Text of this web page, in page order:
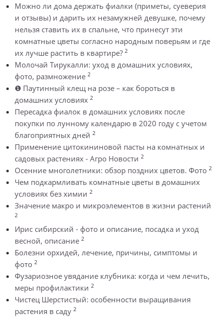
Можно ли дома держать фиалки (приметы, суеверия
и отзывы) и дарить их незамужней девушке, почему
нельзя ставить их в спальне, что принесут эти
комнатные цветы согласно народным поверьям и где
их лучше растить в квартире? 2
Молочай Тирукалли: уход в домашних условиях,
фото, размножение 2
❶ Паутинный клещ на розе – как бороться в
домашних условиях 2
Пересадка фиалок в домашних условиях после
покупки по лунному календарю в 2020 году с учетом
благоприятных дней 2
Применение цитокининовой пасты на комнатных и
садовых растениях - Агро Новости 2
Осенние многолетники: обзор поздних цветов. Фото 2
Чем подкармливать комнатные цветы в домашних
условиях без химии 2
Значение макро и микроэлементов в жизни растений
2
Ирис сибирский - фото и описание, посадка и уход
весной, описание 2
Болезни орхидей, лечение, причины, симптомы и
фото 2
Фузариозное увядание клубника: когда и чем лечить,
меры профилактики 2
Чистец Шерстистый: особенности выращивания
растения в саду 2